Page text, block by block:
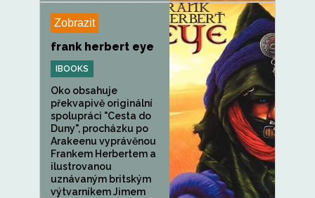
text a neuvěřitelnou
novou...
Zobrazit
frank herbert eye
IBOOKS
Oko obsahuje
překvapivě originální
spolupráci "Cesta do
Duny", procházku po
Arakeenu vyprávěnou
Frankem Herbertem a
ilustrovanou
uznávaným britským
výtvarníkem Jimem